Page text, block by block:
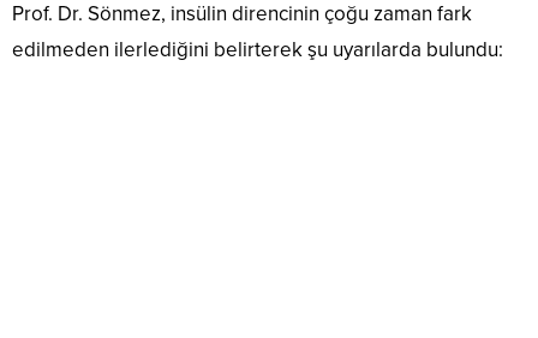
Prof. Dr. Sönmez, insülin direncinin çoğu zaman fark
edilmeden ilerlediğini belirterek şu uyarılarda bulundu: